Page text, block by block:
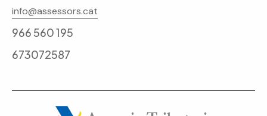
info@assessors.cat
966 560 195
673072587